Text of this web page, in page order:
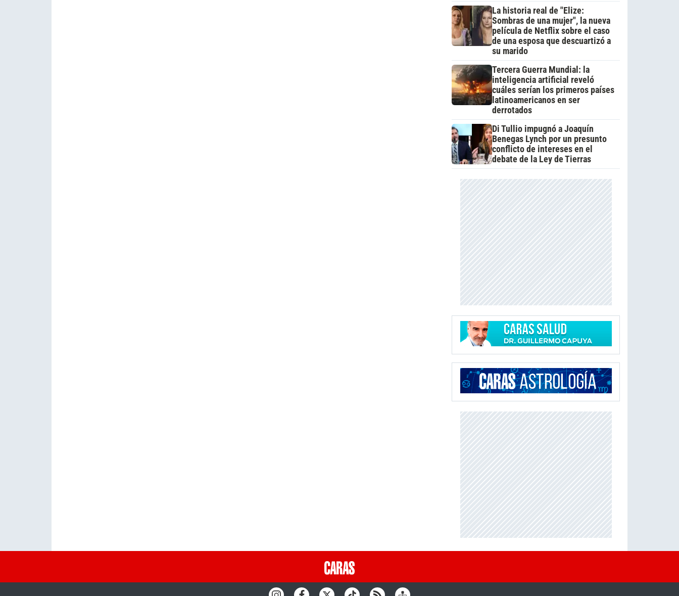
La historia real de "Elize:
Sombras de una mujer", la nueva
película de Netflix sobre el caso
de una esposa que descuartizó a
su marido
Tercera Guerra Mundial: la
inteligencia artificial reveló
cuáles serían los primeros países
latinoamericanos en ser
derrotados
Di Tullio impugnó a Joaquín
Benegas Lynch por un presunto
conflicto de intereses en el
debate de la Ley de Tierras